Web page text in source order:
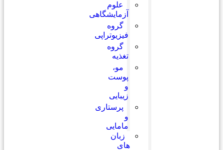
علوم
آزمایشگاهی
گروه
فیزیوتراپی
گروه
تغذیه
مو،
پوست
و
زیبایی
پرستاری
و
مامایی
زبان
های